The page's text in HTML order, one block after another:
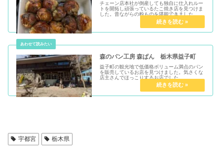
チェーン店本社が倒産しても独自に仕入れルー
トを開拓し頑張っているたこ焼き店を見つけま
した。昔ながらの粉ものを堪能できました。
森のパン工房 森ぱん 栃木県益子町
益子町の観光地で低価格ボリューム満点のパン
を販売しているお店を見つけました。気さくな
店主さんでほっこりするお店でした。
宇都宮 栃木県